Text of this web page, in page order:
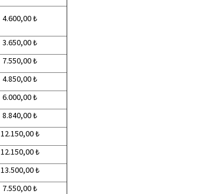
4.600,00 ₺
3.650,00 ₺
7.550,00 ₺
4.850,00 ₺
6.000,00 ₺
8.840,00 ₺
12.150,00 ₺
12.150,00 ₺
13.500,00 ₺
7.550,00 ₺